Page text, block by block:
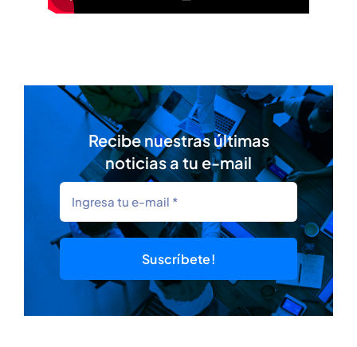
Recibe nuestras últimas
noticias a tu e-mail
Suscríbete!